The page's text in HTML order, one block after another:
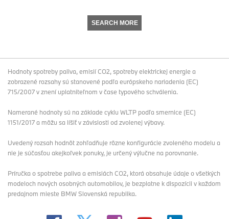
SEARCH MORE
Hodnoty spotreby paliva, emisií CO2, spotreby elektrickej energie a
zobrazené rozsahy sú stanovené podľa európskeho nariadenia (EC)
715/2007 v znení uplatniteľnom v čase typového schválenia.
Namerané hodnoty sú na základe cyklu WLTP podľa smernice (EC)
1151/2017 a môžu sa líšiť v závislosti od zvolenej výbavy.
Uvedený rozsah hodnôt zohľadňuje rôzne konfigurácie zvoleného modelu a
nie je súčasťou akejkoľvek ponuky, je určený výlučne na porovnanie.
Príručka o spotrebe paliva a emisiách CO2, ktorá obsahuje údaje o všetkých
modeloch nových osobných automobilov, je bezplatne k dispozícii v každom
predajnom mieste BMW Slovenská republika.